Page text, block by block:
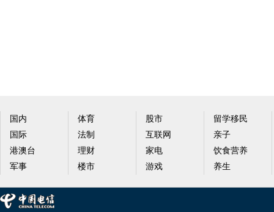
国内
国际
港澳台
军事
体育
法制
理财
楼市
股市
互联网
家电
游戏
留学移民
亲子
饮食营养
养生